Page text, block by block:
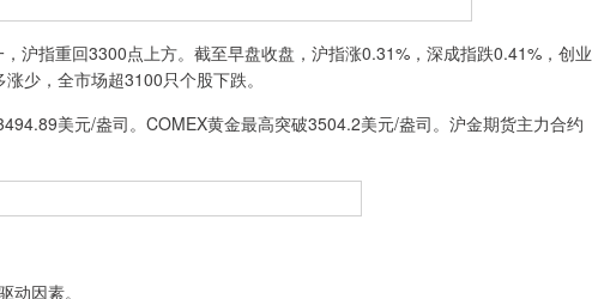
指重回3300点上方。截至早盘收盘，沪指涨0.31%，深成指跌0.41%，创业
少，全市场超3100只个股下跌。
美元/盎司。COMEX黄金最高突破3504.2美元/盎司。沪金期货主力合约
因素。